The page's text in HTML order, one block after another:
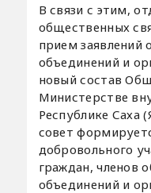
В связи с этим,
общественных
прием заявлений
объединений и
новый состав
Министерстве
Республике Саха
совет
добровольного
граждан, членов
объединений и